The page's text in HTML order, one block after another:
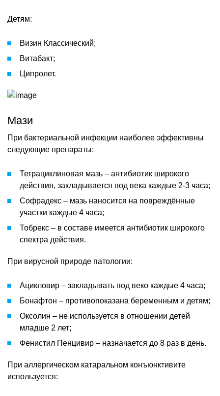
Детям:
Визин Классический;
Витабакт;
Ципролет.
Мази
При бактериальной инфекции наиболее эффективны
следующие препараты:
Тетрациклиновая мазь – антибиотик широкого
действия, закладывается под века каждые 2-3 часа;
Софрадекс – мазь наносится на повреждённые
участки каждые 4 часа;
Тобрекс – в составе имеется антибиотик широкого
спектра действия.
При вирусной природе патологии:
Ацикловир – закладывать под веко каждые 4 часа;
Бонафтон – противопоказана беременным и детям;
Оксолин – не используется в отношении детей
младше 2 лет;
Фенистил Пенцивир – назначается до 8 раз в день.
При аллергическом катаральном конъюнктивите
используется: